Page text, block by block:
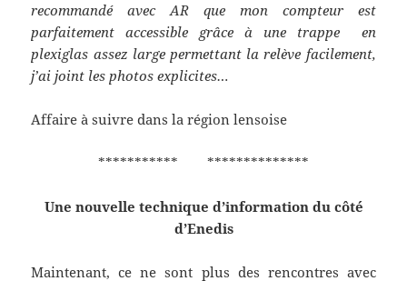
recommandé avec AR que mon compteur est
parfaitement accessible grâce à une trappe en
plexiglas assez large permettant la relève facilement,
j’ai joint les photos explicites…
Affaire à suivre dans la région lensoise
*********** **************
Une nouvelle technique d’information du côté
d’Enedis
Maintenant, ce ne sont plus des rencontres avec